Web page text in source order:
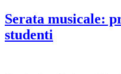
Serata musicale:
studenti